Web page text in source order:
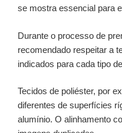
se mostra essencial para
Durante o processo de
recomendado respeitar a
indicados para cada tipo
Tecidos de poliéster, por
diferentes de superfícies
alumínio. O alinhamento